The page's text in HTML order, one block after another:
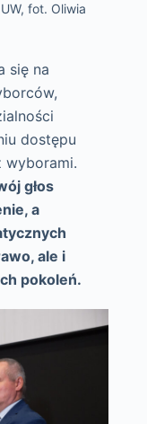
fot. Oliwia
się na
dostępu
wyborami.
głos
a
ale i
pokoleń.